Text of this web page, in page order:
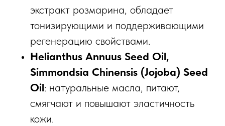
экстракт розмарина, обладает
тонизирующими и поддерживающими
регенерацию свойствами.​
Helianthus Annuus Seed Oil,
Simmondsia Chinensis (Jojoba) Seed
Oil: натуральные масла, питают,
смягчают и повышают эластичность
кожи.​